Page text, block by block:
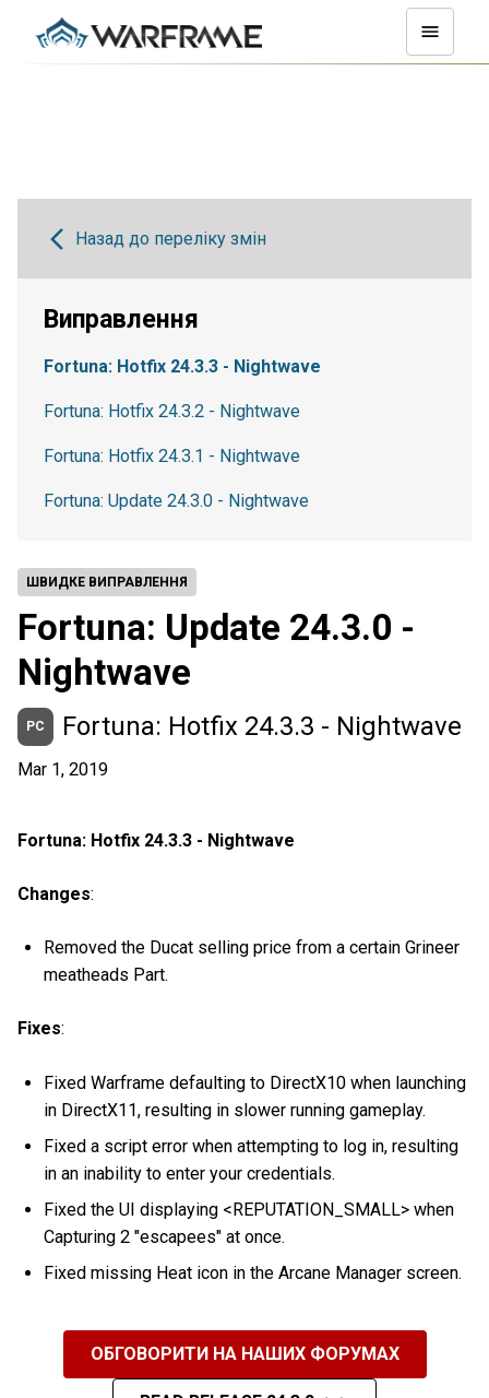
ШВИДКЕ ВИПРАВЛЕННЯ
Fortuna: Update 24.3.0 -
Nightwave
PC Fortuna: Hotfix 24.3.3 - Nightwave
Mar 1, 2019
Fortuna: Hotfix 24.3.3 - Nightwave
Changes:
Removed the Ducat selling price from a certain Grineer
meatheads Part.
Fixes:
Fixed Warframe defaulting to DirectX10 when launching
in DirectX11, resulting in slower running gameplay.
Fixed a script error when attempting to log in, resulting
in an inability to enter your credentials.
Fixed the UI displaying <REPUTATION_SMALL> when
Capturing 2 "escapees" at once.
Fixed missing Heat icon in the Arcane Manager screen.
ОБГОВОРИТИ НА НАШИХ ФОРУМАХ
Назад до переліку змін
Виправлення
Fortuna: Hotfix 24.3.3 - Nightwave
Fortuna: Hotfix 24.3.2 - Nightwave
Fortuna: Hotfix 24.3.1 - Nightwave
Fortuna: Update 24.3.0 - Nightwave